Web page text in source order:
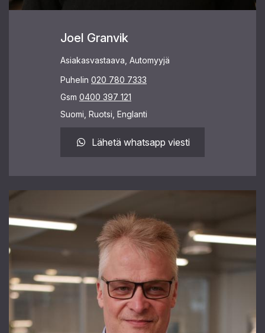
Joel Granvik
Asiakasvastaava, Automyyjä
Puhelin 020 780 7333
Gsm 0400 397 121
Suomi, Ruotsi, Englanti
Lähetä whatsapp viesti